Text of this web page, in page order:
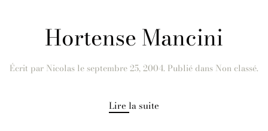
Hortense Mancini
Écrit par Nicolas leseptembre 25, 2004. Publié dans Non classé.
Lire la suite